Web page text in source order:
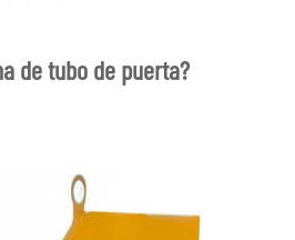
de tubo de puerta?